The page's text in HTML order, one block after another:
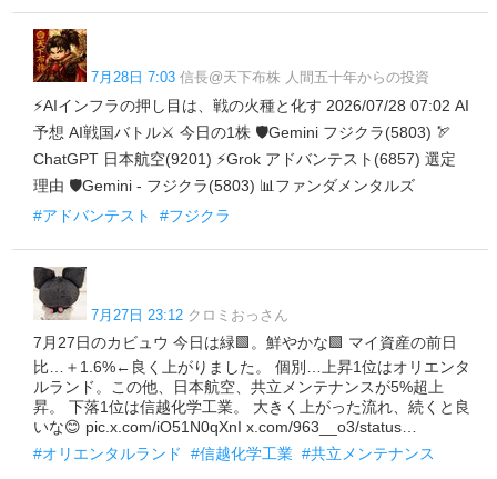
7月28日 7:03 信長@天下布株 人間五十年からの投資
⚡AIインフラの押し目は、戦の火種と化す 2026/07/28 07:02 AI
予想 AI戦国バトル⚔️ 今日の1株 🛡Gemini フジクラ(5803) 🏹
ChatGPT 日本航空(9201) ⚡Grok アドバンテスト(6857) 選定
理由 🛡Gemini - フジクラ(5803) 📊ファンダメンタルズ
#アドバンテスト
#フジクラ
7月27日 23:12 クロミおっさん
7月27日のカビュウ 今日は緑🟩。鮮やかな🟩 マイ資産の前日
比…＋1.6%←良く上がりました。 個別…上昇1位はオリエンタ
ルランド。この他、日本航空、共立メンテナンスが5%超上
昇。 下落1位は信越化学工業。 大きく上がった流れ、続くと良
いな😊 pic.x.com/iO51N0qXnI x.com/963__o3/status…
#オリエンタルランド
#信越化学工業 #共立メンテナンス